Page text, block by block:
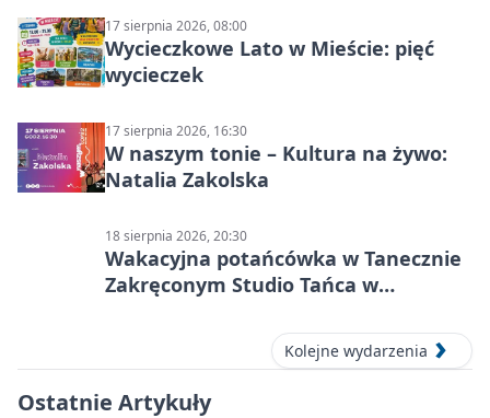
17 sierpnia 2026, 08:00
Wycieczkowe Lato w Mieście: pięć
wycieczek
17 sierpnia 2026, 16:30
W naszym tonie – Kultura na żywo:
Natalia Zakolska
18 sierpnia 2026, 20:30
Wakacyjna potańcówka w Tanecznie
Zakręconym Studio Tańca w
Kolejne wydarzenia
Ostatnie Artykuły